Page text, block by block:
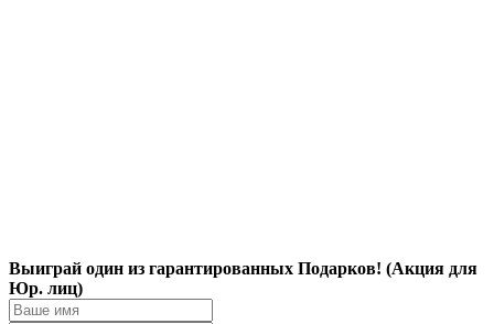
Выиграй один из гарантированных Подарков! (Акция для
Юр. лиц)